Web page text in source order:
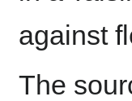
against
The